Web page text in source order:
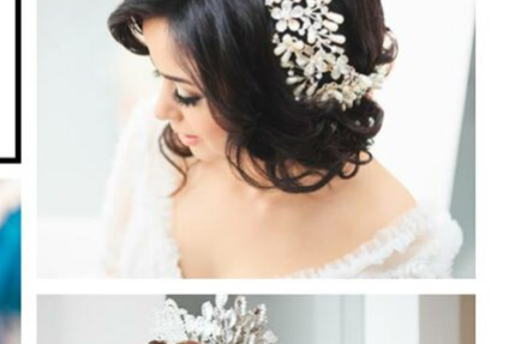
CHARGE MENTALE
Stress après le travail :
comment relâcher la pression
9 JANVIER 2026